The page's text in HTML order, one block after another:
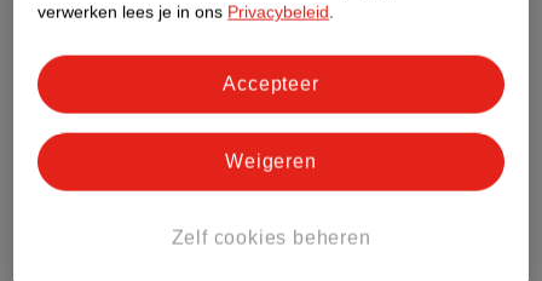
Nature Impact Score
Impact Score.
Meer informatie
verwerken lees je in ons Privacybeleid.
Zelf cookies beheren
Weigeren
Accepteer